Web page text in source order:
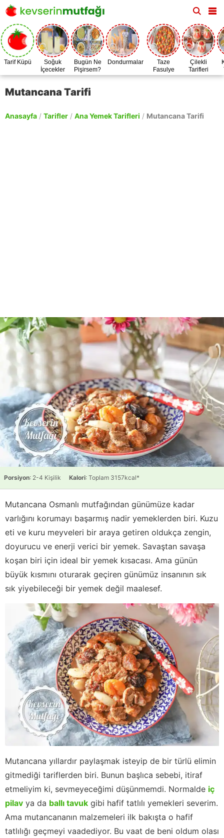
Tarif Küpü
Soğuk
İçecekler
Bugün Ne
Pişirsem?
Dondurmalar
Taze
Fasulye
Zamanı
Çilekli
Tarifleri
Mutancana Tarifi
Anasayfa / Tarifler / Ana Yemek Tarifleri / Mutancana Tarifi
Porsiyon: 2-4 Kişilik Kalori: Toplam 3157kcal*
Mutancana Osmanlı mutfağından günümüze kadar
varlığını korumayı başarmış nadir yemeklerden biri. Kuzu
eti ve kuru meyveleri bir araya getiren oldukça zengin,
doyurucu ve enerji verici bir yemek. Savaştan savaşa
koşan biri için ideal bir yemek kısacası. Ama günün
büyük kısmını oturarak geçiren günümüz insanının sık
sık yiyebileceği bir yemek değil maalesef.
Mutancana yıllardır paylaşmak isteyip de bir türlü elimin
gitmediği tariflerden biri. Bunun başlıca sebebi, itiraf
etmeliyim ki, sevmeyeceğimi düşünmemdi. Normalde iç
pilav ya da ballı tavuk gibi hafif tatlılı yemekleri severim.
Ama mutancananın malzemeleri ilk bakışta o hafif
tatlılığı geçmeyi vaadediyor. Bu vaat de beni oldum olası